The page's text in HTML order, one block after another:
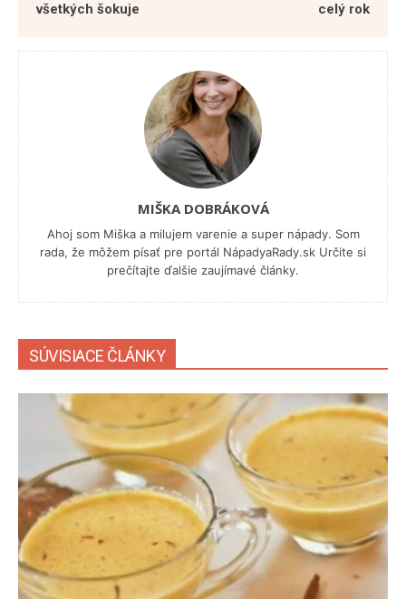
všetkých šokuje
celý rok
MIŠKA DOBRÁKOVÁ
Ahoj som Miška a milujem varenie a super nápady. Som
rada, že môžem písať pre portál NápadyaRady.sk Určite si
prečítajte ďalšie zaujímavé články.
SÚVISIACE ČLÁNKY